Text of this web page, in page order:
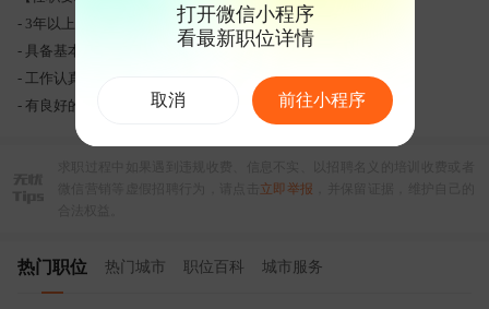
- 3年以上相关经验；
- 具备基本的机械常识和动手能力；
- 工作认真负责，责任心强，能适应倒班工作；
- 有良好的团队协作意识和沟通能力。
立即举报
热门职位 热门城市 职位百科 城市服务
打开微信小程序
看最新职位详情
取消 前往小程序